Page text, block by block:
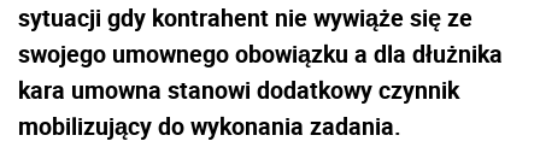
sytuacji gdy kontrahent nie wywiąże się ze
swojego umownego obowiązku a dla dłużnika
kara umowna stanowi dodatkowy czynnik
mobilizujący do wykonania zadania.